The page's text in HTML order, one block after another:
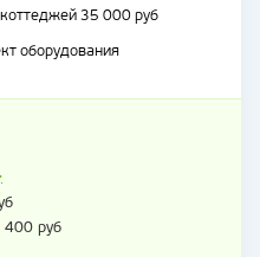
35 000 руб
оборудования
400 руб